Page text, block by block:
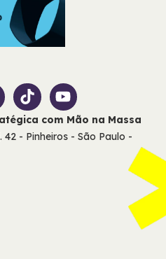
com Mão na Massa
42 - Pinheiros - São Paulo -